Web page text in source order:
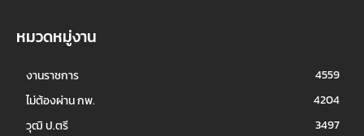
หมวดหมู่งาน
งานราชการ
4559
ไม่ต้องผ่าน กพ.
4204
วุฒิ ป.ตรี
3497